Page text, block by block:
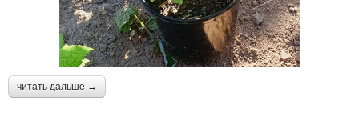
читать дальше →